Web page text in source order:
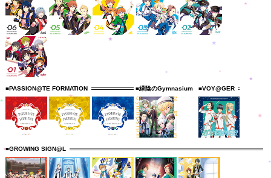
■PASSION@TE FORMATION ■緑陰のGymnasium ■VOY@GER
■GROWING SIGN@L